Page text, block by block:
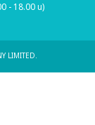
- 18.00 น)
LIMITED.